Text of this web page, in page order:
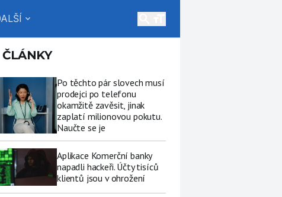
expand_more
ČLÁNKY
Po těchto pár slovech musí
prodejci po telefonu
okamžitě zavěsit, jinak
zaplatí milionovou pokutu.
Naučte se je
Aplikace Komerční banky
napadli hackeři. Účty tisíců
klientů jsou v ohrožení